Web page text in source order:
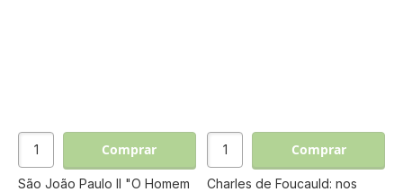
Comprar
São João Paulo II "O Homem
Comprar
Charles de Foucauld: nos